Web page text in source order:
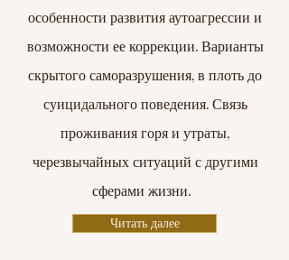
особенности развития аутоагрессии и
возможности ее коррекции. Варианты
скрытого саморазрушения, в плоть до
суицидального поведения. Связь
проживания горя и утраты,
черезвычайных ситуаций с другими
сферами жизни.
Читать далее